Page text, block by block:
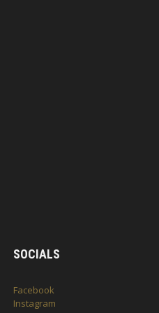
SOCIALS
Facebook
Instagram